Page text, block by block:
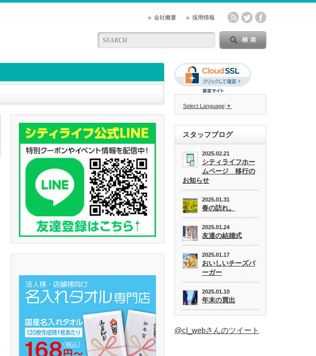
会社概要 採用情報
Select Language ▼
スタッフブログ
2025.02.21
シティライフホー
ムページ 移行の
お知らせ
2025.01.31
春の訪れ。
2025.01.24
友達の結婚式
2025.01.17
おいしいチーズバ
ーガー
2025.01.10
年末の買出
@cl_webさんのツイート